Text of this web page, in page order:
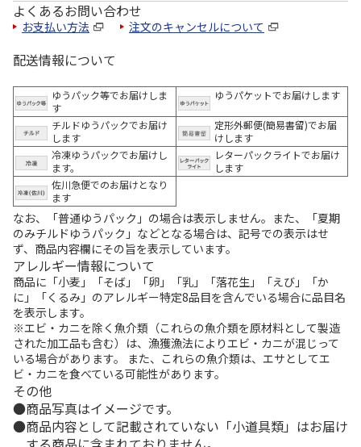
よくあるお問い合わせ
お支払い方法 注文のキャンセルについて
配送情報について
ゆうパック等でお届けしま
す
ゆうパケットでお届けします
チルドゆうパックでお届け
します
定形外郵便(簡易書留)でお届
けします
冷凍ゆうパックでお届けし
ます。
レターパックライトでお届け
します
佐川急便でのお届けとなり
ます
なお、「普通ゆうパック」の場合は表示しません。また、「夏期
のみチルドゆうパック」などとなる場合は、記号での表示はせ
ず、商品内容欄にその旨を表示しています。
アレルギー情報について
商品に「小麦」「そば」「卵」「乳」「落花生」「えび」「か
に」「くるみ」のアレルギー特定8品目を含んでいる場合に品目名
を表示します。
※エビ・カニを除く魚介類（これらの魚介類を原材料として製造
された加工品も含む）は、漁獲漁法によりエビ・カニが混じって
いる場合があります。 また、これらの魚介類は、エサとしてエ
ビ・カニを食べている可能性があります。
その他
商品写真はイメージです。
商品内容として記載されていない「小道具類」はお届け